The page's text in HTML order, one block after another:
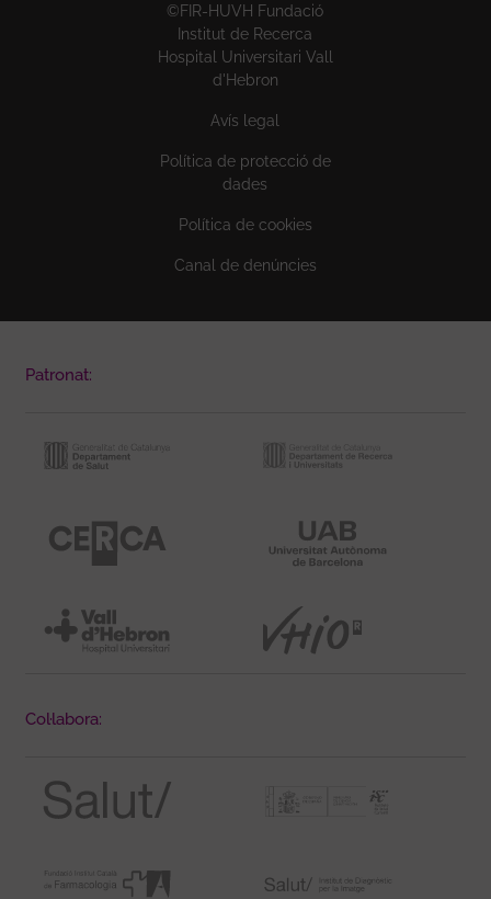
©FIR-HUVH Fundació
Institut de Recerca
Hospital Universitari Vall
d'Hebron
Avís legal
Política de protecció de
dades
Política de cookies
Canal de denúncies
Patronat:
Col·labora: